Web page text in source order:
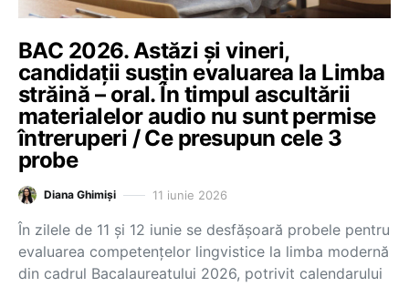
BAC 2026. Astăzi și vineri,
candidații susțin evaluarea la Limba
străină – oral. În timpul ascultării
materialelor audio nu sunt permise
întreruperi / Ce presupun cele 3
probe
Diana Ghimiși 11 iunie 2026
În zilele de 11 și 12 iunie se desfășoară probele pentru
evaluarea competențelor lingvistice la limba modernă
din cadrul Bacalaureatului 2026, potrivit calendarului